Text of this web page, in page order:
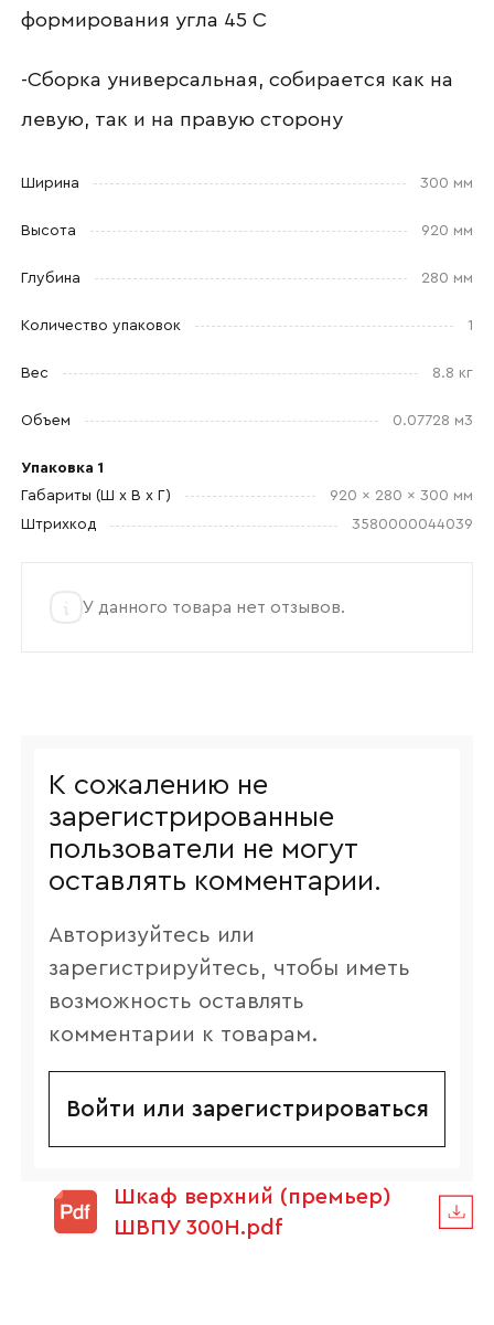
формирования угла 45 С
-Сборка универсальная, собирается как на
левую, так и на правую сторону
Ширина 300 мм
Высота 920 мм
Глубина 280 мм
Количество упаковок 1
Вес 8.8 кг
Объем 0.07728 м3
Упаковка 1
Габариты (Ш x В x Г)
920 x 280 x 300 мм
Штрихкод
3580000044039
У данного товара нет отзывов.
К сожалению не
зарегистрированные
пользователи не могут
оставлять комментарии.
Авторизуйтесь или
зарегистрируйтесь, чтобы иметь
возможность оставлять
комментарии к товарам.
Войти или зарегистрироваться
Шкаф верхний (премьер)
ШВПУ 300Н.pdf
Ваш email
Номер телефона
Прикрепите логотип
и обработкой данных.